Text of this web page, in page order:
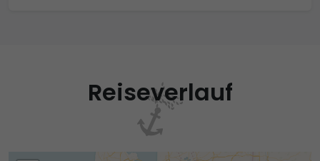
Reiseverlauf